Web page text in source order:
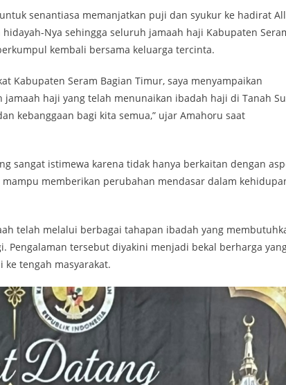
senantiasa memanjatkan puji dan syukur ke hadirat
Nya sehingga seluruh jamaah haji Kabupaten
kembali bersama keluarga tercinta.
Kabupaten Seram Bagian Timur, saya menyampaikan
haji yang telah menunaikan ibadah haji di Tanah
kebanggaan bagi kita semua,” ujar Amahoru saat
sangat istimewa karena tidak hanya berkaitan dengan
memberikan perubahan mendasar dalam
telah melalui berbagai tahapan ibadah yang
Pengalaman tersebut diyakini menjadi bekal berharga
tengah masyarakat.